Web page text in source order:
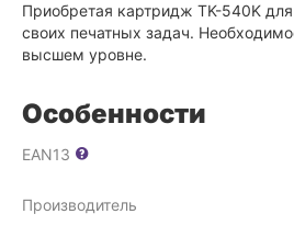
Приобретая картридж TK-540K
своих печатных задач.
высшем уровне.
Особенности
EAN13
Производитель